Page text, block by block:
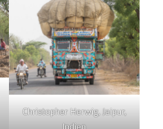
Christopher Herwig, Jaipur,
Indien